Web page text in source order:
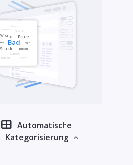
Automatische
Kategorisierung